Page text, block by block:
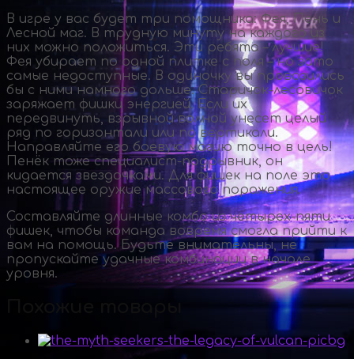
В игре у вас будет три помощника: Фея, Пень и
Лесной маг. В трудную минуту на каждого из
них можно положиться. Эти ребята – лучшие!
Фея убирает по одной плитке с поля – но зато
самые недоступные. В одиночку вы провозились
бы с ними намного дольше.Старичок-лесовичок
заряжает фишки энергией. Если их
передвинуть, взрывной волной унесет целый
ряд по горизонтали или по вертикали.
Направляйте его боевую магию точно в цель!
Пенёк тожеспециалист-подрывник, он
кидается звездочками. Для фишек на поле это
настоящее оружие массового поражения.
Составляйте длинные комбо изчетырех-пяти
фишек, чтобы команда вовремя смогла прийти к
вам на помощь. Будьте внимательны, не
пропускайте удачные комбинации в начале
уровня.